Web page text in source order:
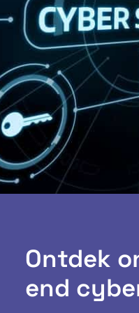
Ontdek
end